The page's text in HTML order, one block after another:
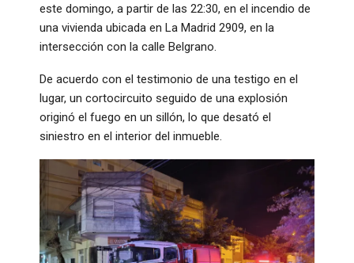
este domingo, a partir de las 22:30, en el incendio de
una vivienda ubicada en La Madrid 2909, en la
intersección con la calle Belgrano.
​De acuerdo con el testimonio de una testigo en el
lugar, un cortocircuito seguido de una explosión
originó el fuego en un sillón, lo que desató el
siniestro en el interior del inmueble.